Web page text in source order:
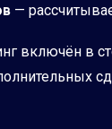
—
включён в